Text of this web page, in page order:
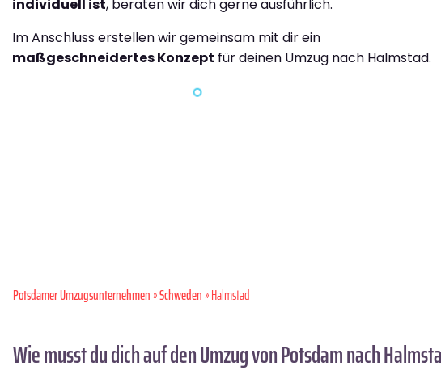
individuell ist, beraten wir dich gerne ausführlich.
Im Anschluss erstellen wir gemeinsam mit dir ein
maßgeschneidertes Konzept für deinen Umzug nach Halmstad.
Potsdamer Umzugsunternehmen»Schweden» Halmstad
Wie musst du dich auf den Umzug von Potsdam nach